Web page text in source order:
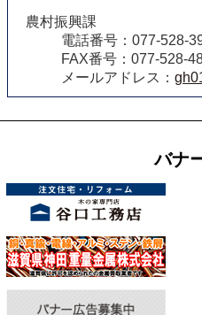
農村振興課
電話番号：077-528-
FAX番号：077-528-
メールアドレス：
バナ